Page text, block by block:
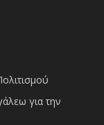
για την